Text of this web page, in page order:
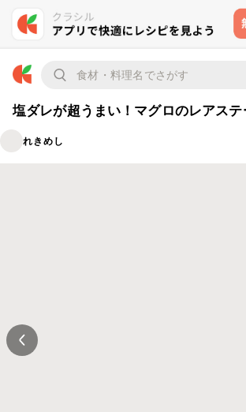
塩ダレが超うまい！マグロのレアステ
れきめし